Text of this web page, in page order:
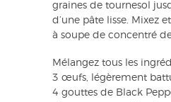
graines de tournesol
d’une pâte lisse. Mixez
à soupe de concentré
Mélangez tous les
3 œufs, légèrement
4 gouttes de Black